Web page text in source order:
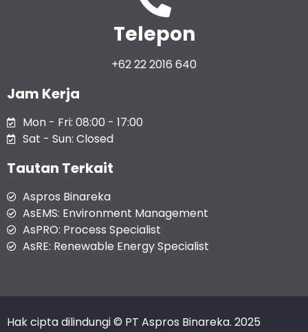
Telepon
+62 22 2016 640
Jam Kerja
Mon - Fri: 08:00 - 17:00
Sat - Sun: Closed
Tautan Terkait
Aspros Binareka
AsEMS: Environment Management
AsPRO: Process Specialist
AsRE: Renewable Energy Specialist
Hak cipta dilindungi © PT Aspros Binareka. 2025